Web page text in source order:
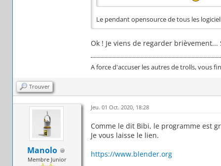
Le pendant opensource de tous les
Ok ! Je viens de regarder
A force d'accuser les autres de trolls, vous
Trouver
Manolo
Membre Junior
Jeu. 01 Oct. 2020, 18:28
Comme le dit Bibi, le programme est
Je vous laisse le lien.
https://www.blender.org